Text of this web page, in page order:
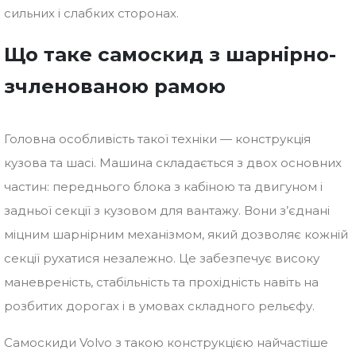
сильних і слабких сторонах.
Що таке самоскид з шарнірно-
зчленованою рамою
Головна особливість такої техніки — конструкція
кузова та шасі. Машина складається з двох основних
частин: переднього блока з кабіною та двигуном і
задньої секції з кузовом для вантажу. Вони з’єднані
міцним шарнірним механізмом, який дозволяє кожній
секції рухатися незалежно. Це забезпечує високу
маневреність, стабільність та прохідність навіть на
розбитих дорогах і в умовах складного рельєфу.
Самоскиди Volvo з такою конструкцією найчастіше